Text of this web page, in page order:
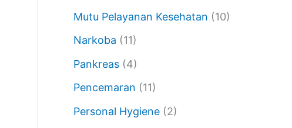
Mutu Pelayanan Kesehatan (10)
Narkoba (11)
Pankreas (4)
Pencemaran (11)
Personal Hygiene (2)